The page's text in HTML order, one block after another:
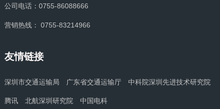
公司电话：0755-86088666
营销热线： 0755-83214966
友情链接
深圳市交通运输局 广东省交通运输厅 中科院深圳先进技术研究院
腾讯 北航深圳研究院 中国电科